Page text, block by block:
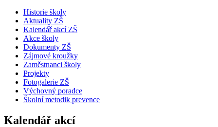
Historie školy
Aktuality ZŠ
Kalendář akcí ZŠ
Akce školy
Dokumenty ZŠ
Zájmové kroužky
Zaměstnanci školy
Projekty
Fotogalerie ZŠ
Výchovný poradce
Školní metodik prevence
Kalendář akcí